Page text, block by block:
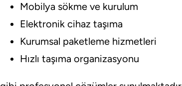
Mobilya sökme ve kurulum
Elektronik cihaz taşıma
Kurumsal paketleme hizmetleri
Hızlı taşıma organizasyonu